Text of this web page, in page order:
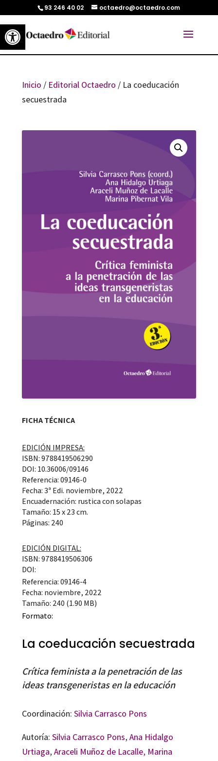
Abrir barra de herramientas
93 246 40 02 octaedro@octaedro.com
Inicio / Editorial Octaedro / La coeducación
secuestrada
FICHA TÉCNICA
EDICIÓN IMPRESA:
ISBN: 9788419506290
DOI: 10.36006/09146
Referencia: 09146-0
Fecha: 3ª Edi. noviembre, 2022
Encuadernación: rustica con solapas
Tamaño: 15 x 23 cm.
Páginas: 240
EDICIÓN DIGITAL:
ISBN: 9788419506306
DOI:
Referencia: 09146-4
Fecha: noviembre, 2022
Tamaño: 240 (1.90 MB)
Formato:
La coeducación secuestrada
Crítica feminista a la penetración de las
ideas transgeneristas en la educación
Coordinación: Silvia Carrasco Pons
Autoría: Silvia Carrasco Pons, Ana Hidalgo
Urtiaga, Araceli Muñoz de Lacalle, Marina